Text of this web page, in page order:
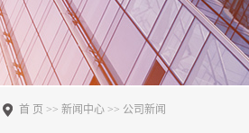
首 页 >> 新闻中心 >> 公司新闻